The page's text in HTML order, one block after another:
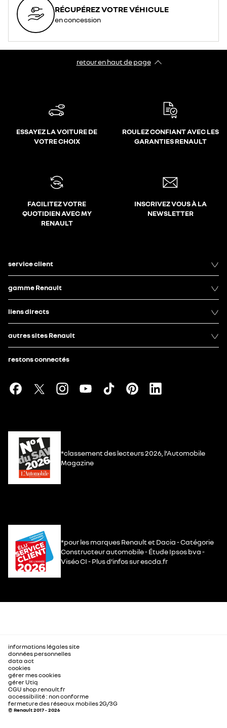
RÉCUPÉREZ VOTRE VÉHICULE
en concession
retour en haut de page​
ESSAYEZ LA VOITURE DE
VOTRE CHOIX
ROULEZ CONFIANT AVEC LES
GARANTIES RENAULT
FACILITEZ VOTRE
QUOTIDIEN AVEC MY
RENAULT
INSCRIVEZ VOUS À LA
NEWSLETTER
service client
gamme Renault
liens directs
autres sites Renault
restons connectés
*classement des lecteurs 2026, l’Automobile
Magazine
*pour les marques Renault et Dacia - Catégorie
Constructeur automobile - Étude Ipsos bva -
Viséo CI - Plus d’infos sur escda.fr
informations légales site
données personnelles
data act
cookies
gérer mes cookies
gérer Utiq
CGU shop.renault.fr
accessibilité : non conforme
fermeture des réseaux mobiles 2G/3G
© Renault 2017 - 2026